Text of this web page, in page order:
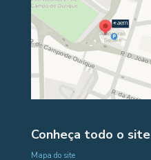
Conheça todo o site
Mapa do site